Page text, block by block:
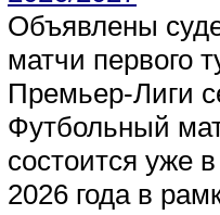
Объявлены
матчи первого
Премьер-Лиги
Футбольный
состоится уже
2026 года в